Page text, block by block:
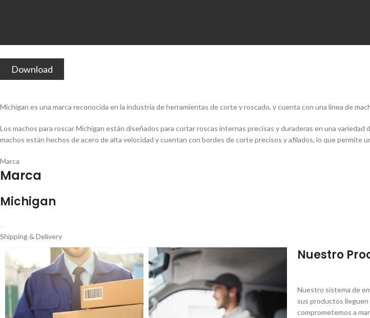
Download
Michigan es una marca reconocida en la industria de herramientas de corte y roscado, y cuenta con una lí­nea de
Los machos para roscar Michigan están diseñados para cortar roscas internas precisas y duraderas en una
machos están hechos de acero de alta velocidad y cuentan con bordes de corte precisos y afilados, lo que permite
Marca
Marca
Michigan
Shipping & Delivery
Nuestro
Nuestro sistema de
sus productos
comprometemos a